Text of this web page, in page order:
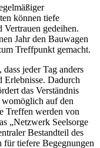
können tiefe
Vertrauen gedeihen.
Jahr den Bauwagen
Treffpunkt gemacht.
jeder Tag anders
Erlebnisse. Dadurch
das Verständnis
womöglich auf den
Treffen werden von
„Netzwerk Seelsorge
Bestandteil des
für tiefere Begegnungen